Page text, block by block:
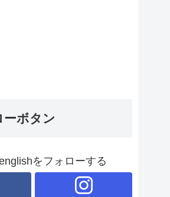
ーボタン
をフォローする